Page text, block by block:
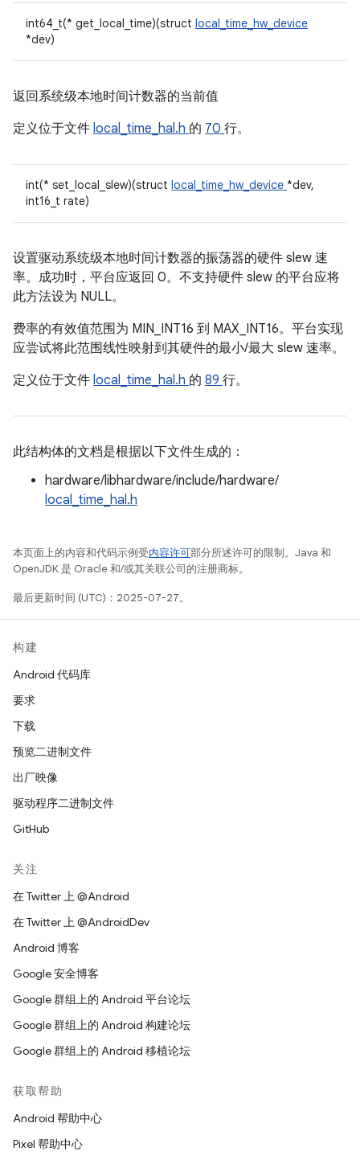
int64_t(* get_local_time)(struct local_time_hw_device
*dev)
返回系统级本地时间计数器的当前值
定义位于文件 local_time_hal.h 的 70 行。
int(* set_local_slew)(struct local_time_hw_device *dev,
int16_t rate)
设置驱动系统级本地时间计数器的振荡器的硬件 slew 速
率。成功时，平台应返回 0。不支持硬件 slew 的平台应将
此方法设为 NULL。
费率的有效值范围为 MIN_INT16 到 MAX_INT16。平台实现
应尝试将此范围线性映射到其硬件的最小/最大 slew 速率。
定义位于文件 local_time_hal.h 的 89 行。
此结构体的文档是根据以下文件生成的：
hardware/libhardware/include/hardware/
local_time_hal.h
本页面上的内容和代码示例受内容许可部分所述许可的限制。Java 和
OpenJDK 是 Oracle 和/或其关联公司的注册商标。
最后更新时间 (UTC)：2025-07-27。
构建
Android 代码库
要求
下载
预览二进制文件
出厂映像
驱动程序二进制文件
GitHub
关注
在 Twitter 上 @Android
在 Twitter 上 @AndroidDev
Android 博客
Google 安全博客
Google 群组上的 Android 平台论坛
Google 群组上的 Android 构建论坛
Google 群组上的 Android 移植论坛
获取帮助
Android 帮助中心
Pixel 帮助中心